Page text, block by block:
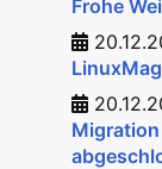
Frohe